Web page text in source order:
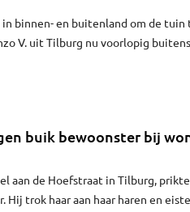
binnen- en buitenland om de tuin
V. uit Tilburg nu voorlopig
buik bewoonster bij
aan de Hoefstraat in Tilburg,
Hij trok haar aan haar haren en